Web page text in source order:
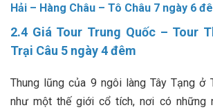
Hải – Hàng Châu – Tô Châu 7 ngày 6
2.4 Giá Tour Trung Quốc– Tour
Trại Câu 5 ngày 4 đêm
Thung lũng của 9 ngôi làng Tây Tạng ở
như một thế giới cổ tích, nơi có những